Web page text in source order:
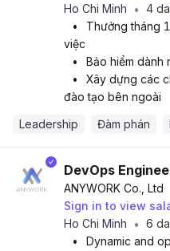
Ho Chi Minh
• 4
•
Thưởng tháng
việc
•
Bảo hiểm dành
•
Xây dựng các
đào tạo bên ngoài
Leadership
Đàm phán
DevOps
ANYWORK Co., Ltd
Sign in to view
Ho Chi Minh
• 6
•
Dynamic and